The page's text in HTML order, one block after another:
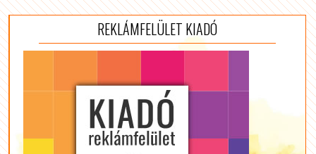
REKLÁMFELÜLET KIADÓ